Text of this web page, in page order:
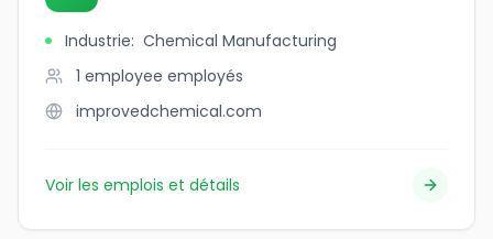
Industrie: Chemical Manufacturing
1 employee employés
improvedchemical.com
Voir les emplois et détails